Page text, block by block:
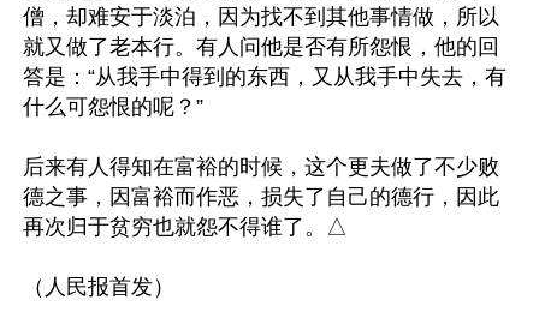
僧，却难安于淡泊，因为找不到其他事情做，所以
就又做了老本行。有人问他是否有所怨恨，他的回
答是：“从我手中得到的东西，又从我手中失去，有
什么可怨恨的呢？”
后来有人得知在富裕的时候，这个更夫做了不少败
德之事，因富裕而作恶，损失了自己的德行，因此
再次归于贫穷也就怨不得谁了。△